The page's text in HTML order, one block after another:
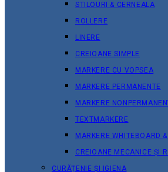
STILOURI & СERNEALA
ROLLERE
LINERE
CREIOANE SIMPLE
MARKERE CU VOPSEA
MARKERE PERMANENTE
MARKERE
TEXTMARKERE
MARKERE WHITEBOARD
CREIOANE MECANICE ȘI
CURĂȚENIE ȘI IGIENA